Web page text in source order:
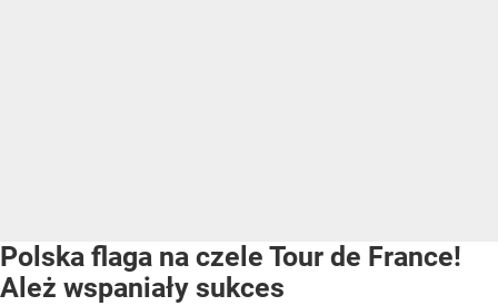
Polska flaga na czele Tour de France!
Ależ wspaniały sukces